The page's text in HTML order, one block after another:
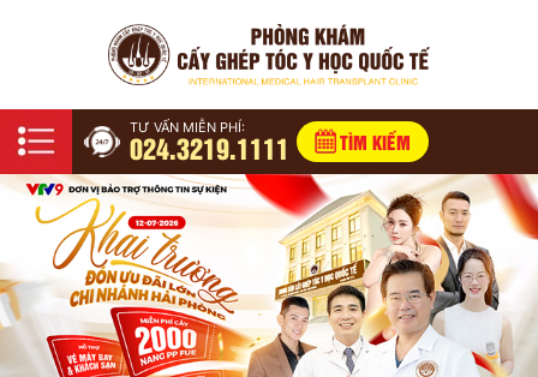
TƯ VẤN MIỄN PHÍ:
024.3219.1111 TÌM KIẾM